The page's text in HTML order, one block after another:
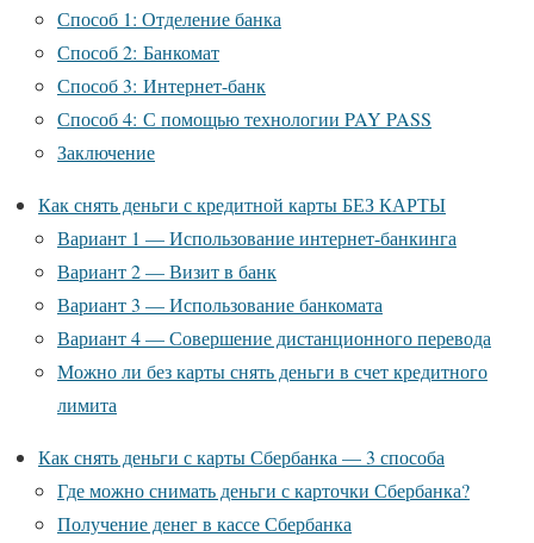
Способ 1: Отделение банка
Способ 2: Банкомат
Способ 3: Интернет-банк
Способ 4: С помощью технологии PAY PASS
Заключение
Как снять деньги с кредитной карты БЕЗ КАРТЫ
Вариант 1 — Использование интернет-банкинга
Вариант 2 — Визит в банк
Вариант 3 — Использование банкомата
Вариант 4 — Совершение дистанционного перевода
Можно ли без карты снять деньги в счет кредитного
лимита
Как снять деньги с карты Сбербанка — 3 способа
Где можно снимать деньги с карточки Сбербанка?
Получение денег в кассе Сбербанка